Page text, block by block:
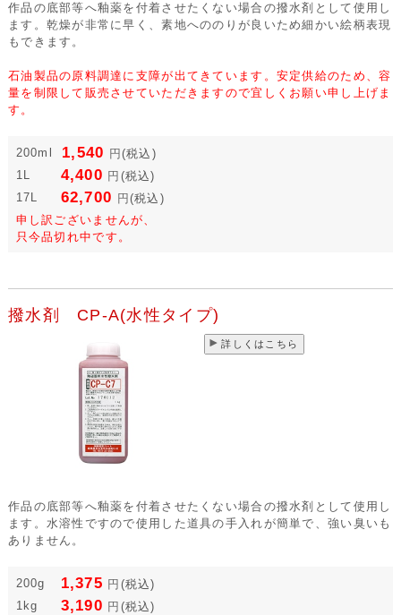
作品の底部等へ釉薬を付着させたくない場合の撥水剤として使用し
ます。乾燥が非常に早く、素地へののりが良いため細かい絵柄表現
もできます。
石油製品の原料調達に支障が出てきています。安定供給のため、容
量を制限して販売させていただきますので宜しくお願い申し上げま
す。
200ml 1,540 円(税込)
1L
4,400 円 (税込)
17L
62,700 円(税込)
申し訳ございませんが、
只今品切れ中です。
撥水剤 CP-A(水性タイプ)
詳しくはこちら
作品の底部等へ釉薬を付着させたくない場合の撥水剤として使用し
ます。水溶性ですので使用した道具の手入れが簡単で、強い臭いも
ありません。
200g 1,375 円 (税込)
1kg
3,190 円 (税込)